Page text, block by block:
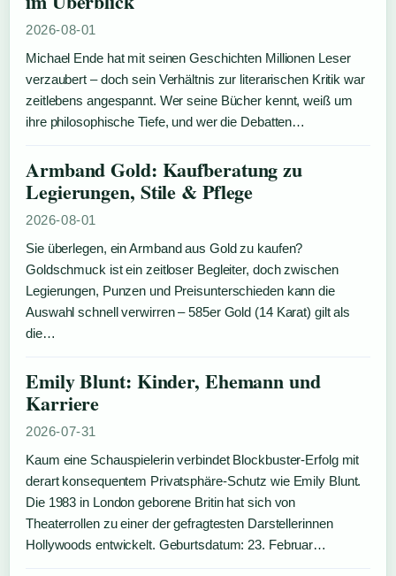
2026-08-01
Michael Ende hat mit seinen Geschichten Millionen Leser
verzaubert – doch sein Verhältnis zur literarischen Kritik war
zeitlebens angespannt. Wer seine Bücher kennt, weiß um
ihre philosophische Tiefe, und wer die Debatten…
Armband Gold: Kaufberatung zu
Legierungen, Stile & Pflege
2026-08-01
Sie überlegen, ein Armband aus Gold zu kaufen?
Goldschmuck ist ein zeitloser Begleiter, doch zwischen
Legierungen, Punzen und Preisunterschieden kann die
Auswahl schnell verwirren – 585er Gold (14 Karat) gilt als
die…
Emily Blunt: Kinder, Ehemann und
Karriere
2026-07-31
Kaum eine Schauspielerin verbindet Blockbuster-Erfolg mit
derart konsequentem Privatsphäre-Schutz wie Emily Blunt.
Die 1983 in London geborene Britin hat sich von
Theaterrollen zu einer der gefragtesten Darstellerinnen
Hollywoods entwickelt. Geburtsdatum: 23. Februar…